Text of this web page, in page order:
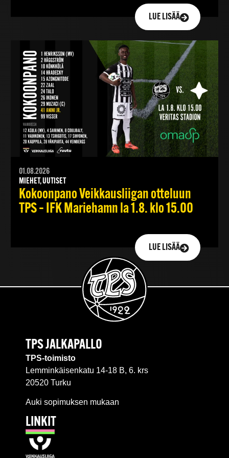
LUE LISÄÄ
01.08.2026
MIEHET, UUTISET
Kokoonpano Veikkausliigan otteluun
TPS – IFK Mariehamn la 1.8. klo 15.00
LUE LISÄÄ
TPS JALKAPALLO
TPS-toimisto
Lemminkäisenkatu 14-18 B, 6. krs
20520 Turku
Auki sopimuksen mukaan
LINKIT